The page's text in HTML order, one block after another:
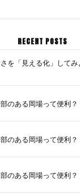
RECENT POSTS
を「見える化」して
のある岡場って便利？
のある岡場って便利？
のある岡場って便利？